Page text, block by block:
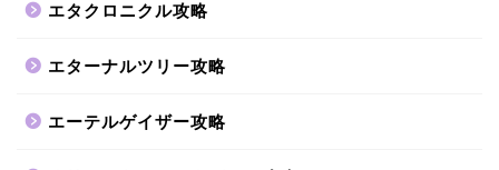
エタクロニクル攻略
エターナルツリー攻略
エーテルゲイザー攻略